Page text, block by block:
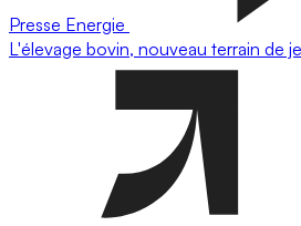
Presse Energie
L'élevage bovin, nouveau terrain de